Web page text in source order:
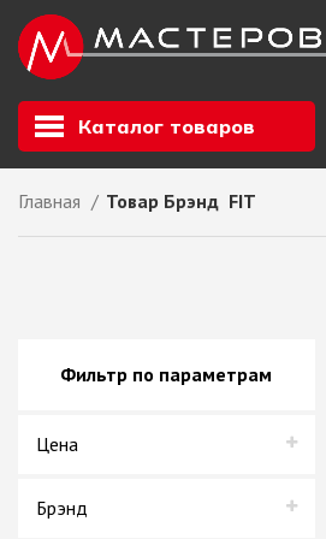
Каталог товаров
Главная Товар Брэнд FIT
Фильтр по параметрам
Цена
Брэнд